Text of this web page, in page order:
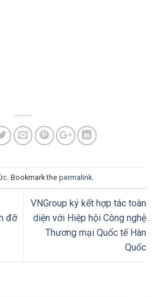
. Bookmark the permalink
đỡ
VNGroup ký kết hợp tác toàn
diện với Hiệp hội Công nghệ
Thương mại Quốc tế Hàn
Quốc